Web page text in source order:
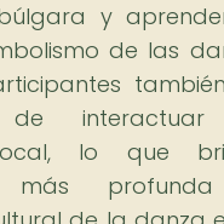
y
de las
de
lo que
más